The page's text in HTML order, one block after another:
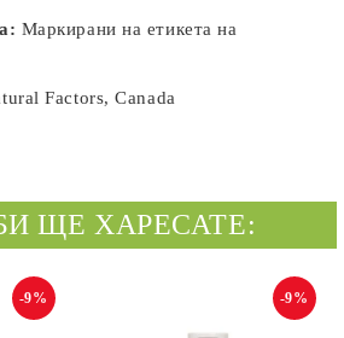
Маркирани на етикета на
Factors, Canada
ЩЕ ХАРЕСАТЕ:
-9% -9%